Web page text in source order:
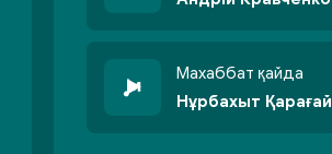
Махаббат қайда
Нұрбахыт Қарағай